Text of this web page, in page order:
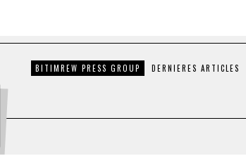
BITIMREW PRESS GROUP DERNIERES ARTICLES